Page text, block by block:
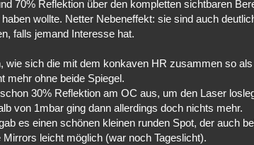
70% Reflektion über den kompletten sichtbaren
wollte. Netter Nebeneffekt: sie sind auch
falls jemand Interesse hat.
sich die mit dem konkaven HR zusammen so
mehr ohne beide Spiegel.
30% Reflektion am OC aus, um den Laser
von 1mbar ging dann allerdings doch nichts mehr.
es einen schönen kleinen runden Spot, der auch
leicht möglich (war noch Tageslicht).